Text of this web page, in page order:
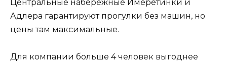
Центральные набережные Имеретинки и
Адлера гарантируют прогулки без машин, но
цены там максимальные.
Для компании больше 4 человек выгоднее